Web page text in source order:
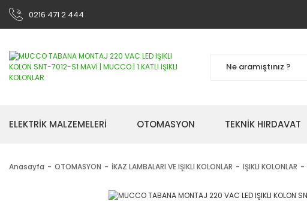
0216 471 2 444
ELEKTRİK MALZEMELERİ OTOMASYON TEKNİK HIRDAVAT
Anasayfa OTOMASYON İKAZ LAMBALARI VE IŞIKLI KOLONLAR IŞIKLI KOLONLAR